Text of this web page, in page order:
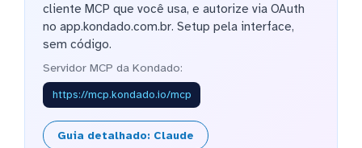
cliente MCP que você usa, e autorize via OAuth
no app.kondado.com.br. Setup pela interface,
sem código.
Servidor MCP da Kondado:
https://mcp.kondado.io/mcp
Guia detalhado: Claude